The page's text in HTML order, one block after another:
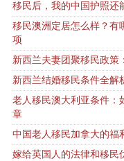
移民后，我的中国护照还
移民澳洲定居怎么样？有
项
新西兰夫妻团聚移民政策
新西兰结婚移民条件全解
老人移民澳大利亚条件：
章
中国老人移民加拿大的福
嫁给英国人的法律和移民